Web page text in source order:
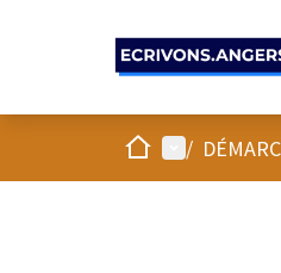
AccueilMenu
/